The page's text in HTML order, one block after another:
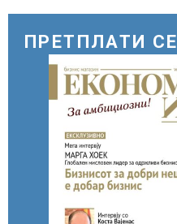
ПРЕТПЛАТИ СЕ